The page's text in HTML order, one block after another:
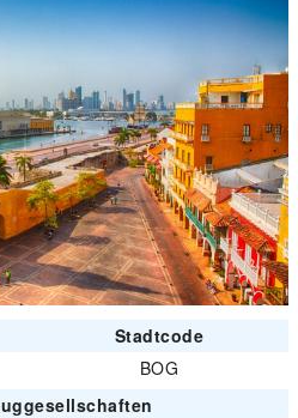
Stadtcode
BOG